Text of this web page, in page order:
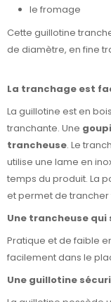
le fromage
Cette guillotine
de diamètre, en fine
La tranchage est
La guillotine est en
tranchante. Une
trancheuse. Le
utilise une lame en
temps du produit. La
et permet de
Une trancheuse
Pratique et de faible
facilement dans le
Une guillotine